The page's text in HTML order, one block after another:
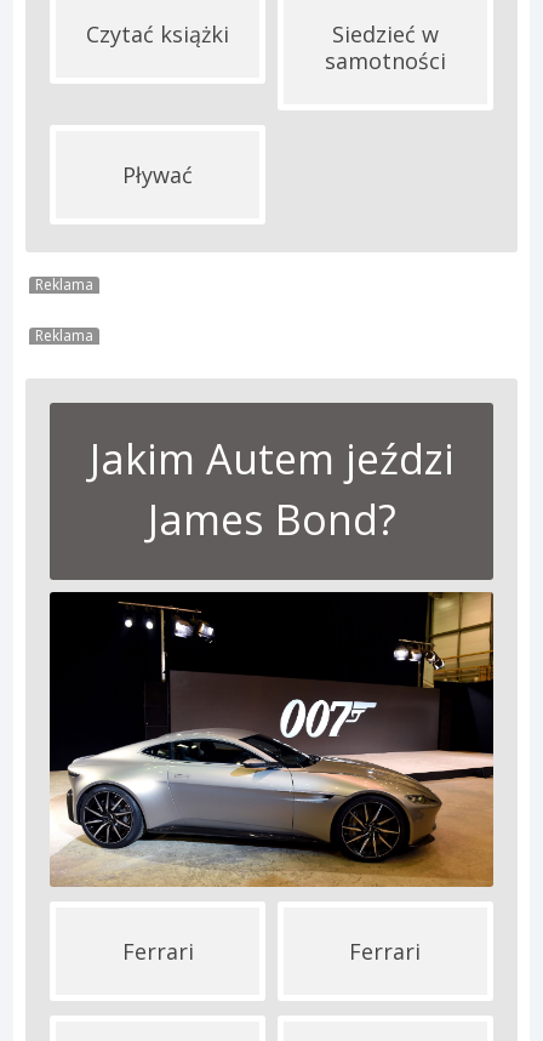
Czytać książki
Siedzieć w
samotności
Pływać
Reklama
Reklama
Jakim Autem jeździ
James Bond?
Ferrari Ferrari